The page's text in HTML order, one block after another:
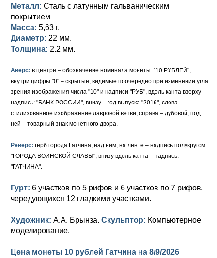
Металл: Сталь с латунным гальваническим
покрытием
Масса: 5,63 г.
Диаметр: 22 мм.
Толщина: 2,2 мм.
Аверс: в центре – обозначение номинала монеты: "10 РУБЛЕЙ",
внутри цифры "0" – скрытые, видимые поочередно при изменении угла
зрения изображения числа "10" и надписи "РУБ", вдоль канта вверху –
надпись: "БАНК РОССИИ", внизу – год выпуска "2016", слева –
стилизованное изображение лавровой ветви, справа – дубовой, под
ней – товарный знак монетного двора.
Реверс: герб города Гатчина, над ним, на ленте – надпись полукругом:
"ГОРОДА ВОИНСКОЙ СЛАВЫ", внизу вдоль канта – надпись:
"ГАТЧИНА".
Гурт: 6 участков по 5 рифов и 6 участков по 7 рифов,
чередующихся 12 гладкими участками.
Художник: А.А. Брынза. Скульптор: Компьютерное
моделирование.
Цена монеты 10 рублей Гатчина на 8/9/2026